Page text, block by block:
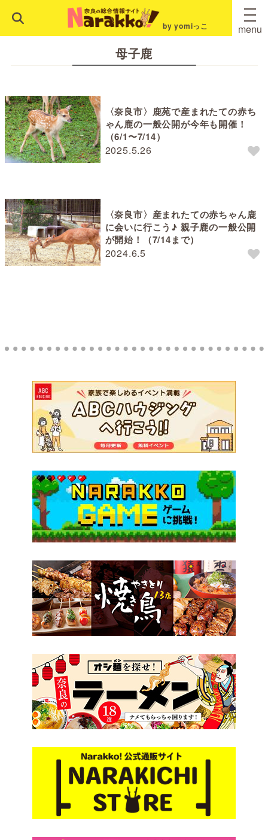
by yomiっこ menu
母子鹿
2025.5.26
〈奈良市〉鹿苑で産まれたての赤ち
ゃん鹿の一般公開が今年も開催！
（6/1〜7/14）
2024.6.5
〈奈良市〉産まれたての赤ちゃん鹿
に会いに行こう♪ 親子鹿の一般公開
が開始！（7/14まで）